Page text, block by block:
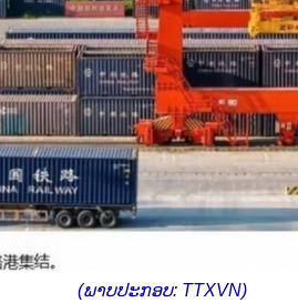
(ພາບ​ປະ​ກອບ: TTXVN)